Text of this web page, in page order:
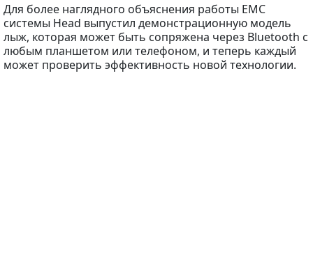
Для более наглядного объяснения работы EMC
системы Head выпустил демонстрационную модель
лыж, которая может быть сопряжена через Bluetooth с
любым планшетом или телефоном, и теперь каждый
может проверить эффективность новой технологии.